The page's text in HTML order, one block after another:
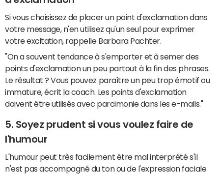
Si vous choisissez de placer un point d'exclamation dans
votre message, n'en utilisez qu'un seul pour exprimer
votre excitation, rappelle Barbara Pachter.
"On a souvent tendance à s'emporter et à semer des
points d'exclamation un peu partout à la fin des phrases.
Le résultat ? Vous pouvez paraître un peu trop émotif ou
immature, écrit la coach. Les points d'exclamation
doivent être utilisés avec parcimonie dans les e-mails."
5. Soyez prudent si vous voulez faire de
l'humour
L'humour peut très facilement être mal interprété s'il
n'est pas accompagné du ton ou de l'expression faciale